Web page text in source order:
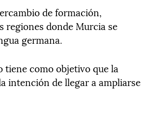
de formación,
regiones donde Murcia se
germana.
tiene como objetivo que la
intención de llegar a ampliarse